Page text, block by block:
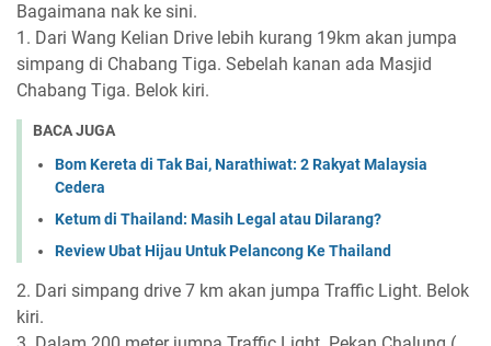
Bagaimana nak ke sini.
1. Dari Wang Kelian Drive lebih kurang 19km akan jumpa
simpang di Chabang Tiga. Sebelah kanan ada Masjid
Chabang Tiga. Belok kiri.
BACA JUGA
Bom Kereta di Tak Bai, Narathiwat: 2 Rakyat Malaysia
Cedera
Ketum di Thailand: Masih Legal atau Dilarang?
Review Ubat Hijau Untuk Pelancong Ke Thailand
2. Dari simpang drive 7 km akan jumpa Traffic Light. Belok
kiri.